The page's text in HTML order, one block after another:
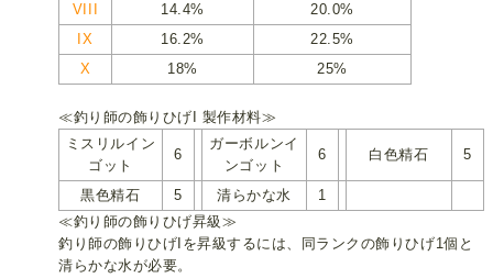
VIII
14.4%
20.0%
IX
16.2%
22.5%
X
18% 25%
≪釣り師の飾りひげI 製作材料≫
ミスリルイン
ゴット
6
ガーボルンイ
ンゴット
6 白色精石 5
黒色精石 5 清らかな水
1
≪釣り師の飾りひげ昇級≫
釣り師の飾りひげIを昇級するには、同ランクの飾りひげ1個と
清らかな水が必要。